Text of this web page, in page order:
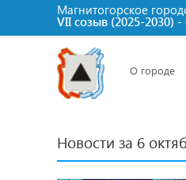
Магнитогорское
VII созыв (2025-2030)
О городе
Новости за 6